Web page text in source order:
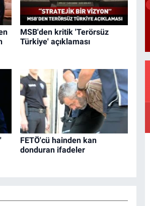
MSB'den kritik 'Terörsüz
Türkiye' açıklaması
FETÖ'cü hainden kan
donduran ifadeler